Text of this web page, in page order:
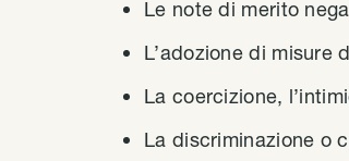
Le note di merito
L’adozione di misure
La coercizione,
La discriminazione o